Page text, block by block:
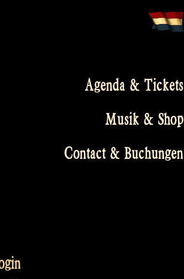
Agenda & Tickets
Musik & Shop
Contact & Buchungen